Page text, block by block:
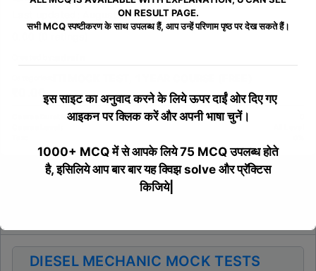
Last updated: August 5, 2025
₹0.00
Course Duration:
Overview Curriculum Instructor Reviews
DIESEL MECHANIC MOCK TESTS
ON RESULT PAGE.
सभी MCQ स्पष्टीकरण के साथ उपलब्ध हैं, आप उन्हें परिणाम पृष्ठ पर देख सकते हैं।
इस साइट का अनुवाद करने के लियेऊपर दाईं ओर दिए गए
आइकन पर क्लिक करें और अपनी भाषा चुनें।
1000+ MCQ में से आपके लिये 75 MCQ उपलब्ध होते
है, इसिलिये आप बार बार यह क्विझ solve और प्रॅक्टिस
किजिये|
This will close in15seconds